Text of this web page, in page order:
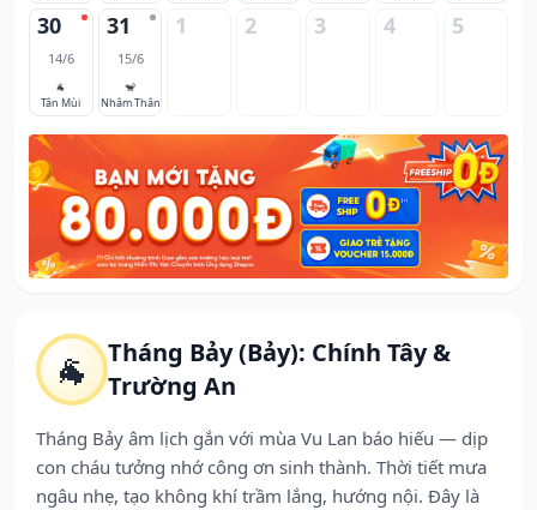
🐐
Tháng Bảy (Bảy): Chính Tây &
Trường An
Tháng Bảy âm lịch gắn với mùa Vu Lan báo hiếu — dịp
con cháu tưởng nhớ công ơn sinh thành. Thời tiết mưa
ngâu nhẹ, tạo không khí trầm lắng, hướng nội. Đây là
30
14/6
🐐
Tân Mùi
31
15/6
🐒
Nhâm Thân
1 2 3 4 5